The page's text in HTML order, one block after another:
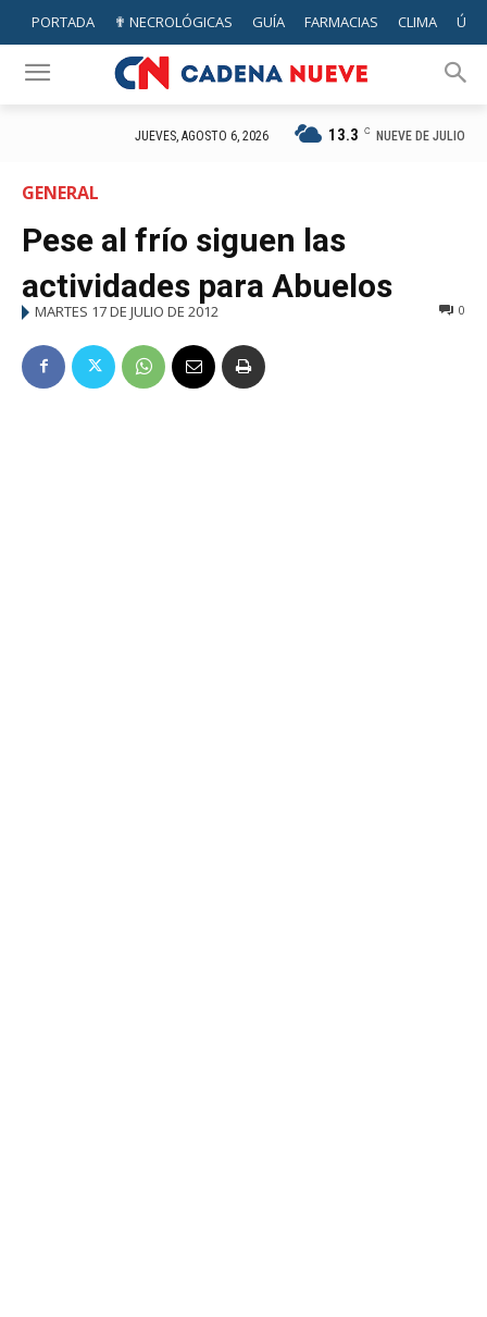
PORTADA ✟ NECROLÓGICAS GUÍA FARMACIAS CLIMA
JUEVES, AGOSTO 6, 2026 13.3 C NUEVE DE JULIO
GENERAL
Pese al frío siguen las
actividades para Abuelos
MARTES 17 DE JULIO DE 2012 0